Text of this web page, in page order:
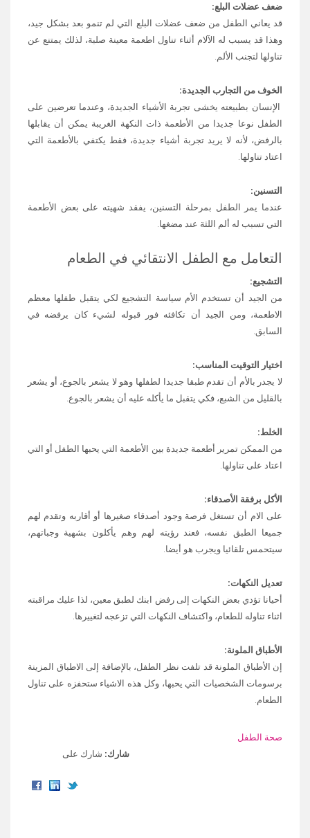
ضعف عضلات البلع:
قد يعاني الطفل من ضعف عضلات البلع التي لم تنمو بعد بشكل جيد،
وهذا قد يسبب له الآلام أثناء تناول اطعمة معينة صلبة، لذلك يمتنع عن
تناولها لتجنب الألم.
الخوف من التجارب الجديدة:
الإنسان بطبيعته يخشى تجربة الأشياء الجديدة، وعندما تعرضين على
الطفل نوعا جديدا من الأطعمة ذات النكهة الغريبة يمكن أن يقابلها
بالرفض، لأنه لا يريد تجربة أشياء جديدة، فقط يكتفي بالأطعمة التي
اعتاد تناولها.
التسنين:
عندما يمر الطفل بمرحلة التسنين، يفقد شهيته على بعض الأطعمة
التي تسبب له ألم اللثة عند مضغها.
التعامل مع الطفل الانتقائي في الطعام
التشجيع:
من الجيد أن تستخدم الأم سياسة التشجيع لكي يتقبل طفلها معظم
الاطعمة، ومن الجيد أن تكافئه فور قبوله لشيء كان يرفضه في
السابق.
اختيار التوقيت المناسب:
لا يجدر بالأم أن تقدم طبقا جديدا لطفلها وهو لا يشعر بالجوع، أو يشعر
بالقليل من الشبع، فكي يتقبل ما يأكله عليه أن يشعر بالجوع.
الخلط:
من الممكن تمرير أطعمة جديدة بين الأطعمة التي يحبها الطفل أو التي
اعتاد على تناولها.
الأكل برفقة الأصدقاء:
على الام أن تستغل فرصة وجود أصدقاء صغيرها أو أقاربه وتقدم لهم
جميعا الطبق نفسه، فعند رؤيته لهم وهم يأكلون بشهية وجباتهم،
سيتحمس تلقائيا ويجرب هو أيضا.
تعديل النكهات:
أحيانا تؤدي بعض النكهات إلى رفض ابنك لطبق معين، لذا عليك مراقبته
اثناء تناوله للطعام، واكتشاف النكهات التي تزعجه لتغييرها.
الأطباق الملونة:
إن الأطباق الملونة قد تلفت نظر الطفل، بالإضافة إلى الاطباق المزينة
برسومات الشخصيات التي يحبها، وكل هذه الاشياء ستحفزه على تناول
الطعام.
صحة الطفل
شارك: شارك على